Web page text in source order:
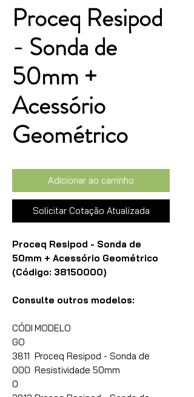
Proceq Resipod
- Sonda de
50mm +
Acessório
Geométrico
Adicionar ao carrinho
Solicitar Cotação Atualizada
Proceq Resipod - Sonda de
50mm + Acessório Geométrico
(Código: 38150000)
Consulte outros modelos:
CÓDI
GO
MODELO
3811
000
0
Proceq Resipod - Sonda de
Resistividade 50mm